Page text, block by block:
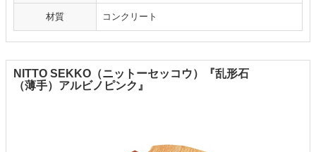
材質 コンクリート
NITTO SEKKO（ニットーセッコウ）『乱形石
（薄手）アルビノピンク』